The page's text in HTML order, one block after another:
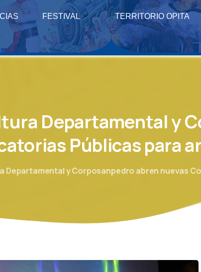
FESTIVAL TERRITORIO OPITA
Departamentaly
Públicaspara
Departamental y Corposanpedro abren nuevas